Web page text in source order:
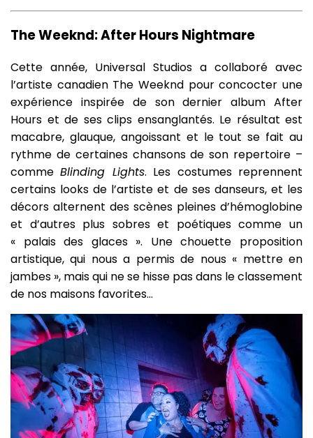
The Weeknd: After Hours Nightmare
Cette année, Universal Studios a collaboré avec
l’artiste canadien The Weeknd pour concocter une
expérience inspirée de son dernier album After
Hours et de ses clips ensanglantés. Le résultat est
macabre, glauque, angoissant et le tout se fait au
rythme de certaines chansons de son repertoire –
commeBlinding Lights. Les costumes reprennent
certains looks de l’artiste et de ses danseurs, et les
décors alternent des scènes pleines d’hémoglobine
et d’autres plus sobres et poétiques comme un
« palais des glaces ». Une chouette proposition
artistique, qui nous a permis de nous « mettre en
jambes », mais qui ne se hisse pas dans le classement
de nos maisons favorites…